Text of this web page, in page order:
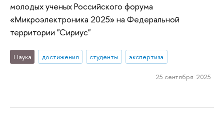
молодых ученых Российского форума
«Микроэлектроника 2025» на Федеральной
территории "Сириус"
Наука достижения студенты экспертиза
25 сентября 2025